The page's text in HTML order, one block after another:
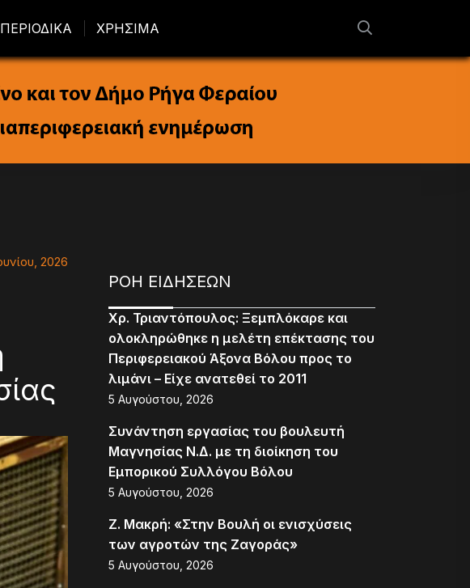
ΠΕΡΙΟΔΙΚΑ ΧΡΗΣΙΜΑ
2026
ΡΟΗ ΕΙΔΗΣΕΩΝ
Χρ. Τριαντόπουλος: Ξεμπλόκαρε και
ολοκληρώθηκε η μελέτη επέκτασης του
Περιφερειακού Άξονα Βόλου προς το
λιμάνι – Είχε ανατεθεί το 2011
5 Αυγούστου, 2026
Συνάντηση εργασίας του βουλευτή
Μαγνησίας Ν.Δ. με τη διοίκηση του
Εμπορικού Συλλόγου Βόλου
5 Αυγούστου, 2026
Ζ. Μακρή: «Στην Βουλή οι ενισχύσεις
των αγροτών της Ζαγοράς»
5 Αυγούστου, 2026